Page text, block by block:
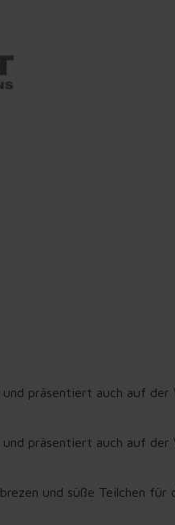
präsentiert auch auf der
präsentiert auch auf der
und süße Teilchen für